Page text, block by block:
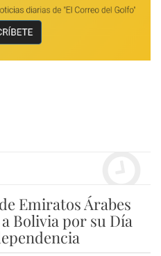
Emiratos Árabes
Bolivia por su Día